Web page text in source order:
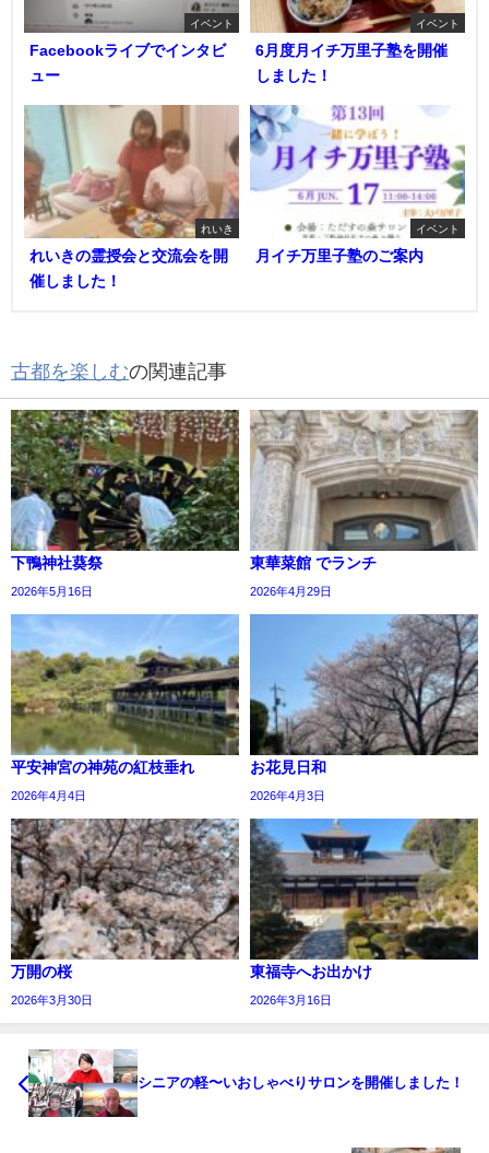
イベント
Facebookライブでインタビ
ュー
イベント
6月度月イチ万里子塾を開催
しました！
れいき
れいきの霊授会と交流会を開
催しました！
イベント
月イチ万里子塾のご案内
古都を楽しむの関連記事
下鴨神社葵祭
2026年5月16日
東華菜館 でランチ
2026年4月29日
平安神宮の神苑の紅枝垂れ
2026年4月4日
お花見日和
2026年4月3日
万開の桜
2026年3月30日
東福寺へお出かけ
2026年3月16日
シニアの軽〜いおしゃべりサロンを開催しました！